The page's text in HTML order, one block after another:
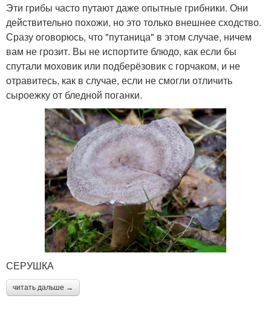
Эти грибы часто путают даже опытные грибники. Они
действительно похожи, но это только внешнее сходство.
Сразу оговорюсь, что "путаница" в этом случае, ничем
вам не грозит. Вы не испортите блюдо, как если бы
спутали моховик или подберёзовик с горчаком, и не
отравитесь, как в случае, если не смогли отличить
сыроежку от бледной поганки.
СЕРУШКА
читать дальше →